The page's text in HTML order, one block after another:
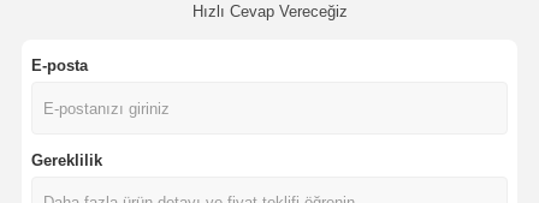
Hızlı Cevap Vereceğiz
E-posta
Gereklilik